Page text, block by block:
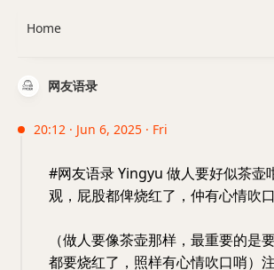
网友语录
20:12 · Jun 6, 2025 · Fri
#网友语录 Yingyu 做人要好似茶壶
观，屁股都俾烧红了，仲有心情吹
（做人要像茶壶那样，最重要的是
都要烧红了，照样有心情吹口哨）
Home